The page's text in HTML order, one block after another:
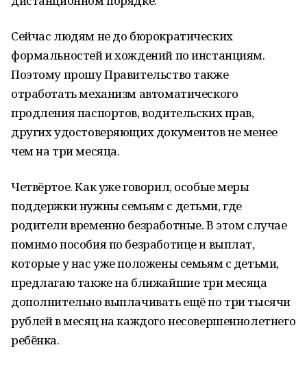
Сейчас людям не до бюрократических
формальностей и хождений по инстанциям.
Поэтому прошу Правительство также
отработать механизм автоматического
продления паспортов, водительских прав,
других удостоверяющих документов не менее
чем на три месяца.
Четвёртое. Как уже говорил, особые меры
поддержки нужны семьям с детьми, где
родители временно безработные. В этом случае
помимо пособия по безработице и выплат,
которые у нас уже положены семьям с детьми,
предлагаю также на ближайшие три месяца
дополнительно выплачивать ещё по три тысячи
рублей в месяц на каждого несовершеннолетнего
ребёнка.